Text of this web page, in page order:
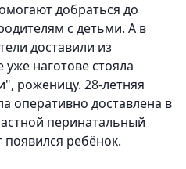
добраться до
с детьми. А в
доставили из
уже наготове стояла
роженицу. 28-летняя
оперативно доставлена в
перинатальный
появился ребёнок.